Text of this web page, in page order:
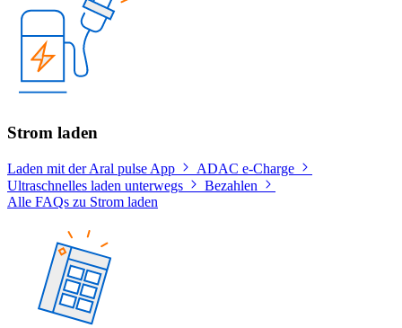
Strom laden
Laden mit der Aral pulse App
ADAC e-Charge
Ultraschnelles laden unterwegs
Bezahlen
Alle FAQs zu Strom laden